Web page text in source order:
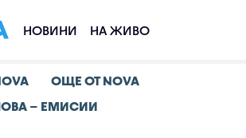
НОВИНИ НА ЖИВО
ОЩЕ ОТ NOVA
– ЕМИСИИ